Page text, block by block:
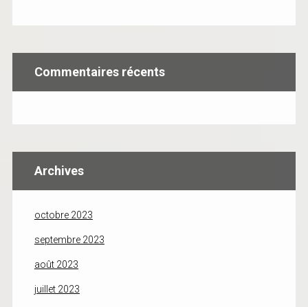
Commentaires récents
Archives
octobre 2023
septembre 2023
août 2023
juillet 2023